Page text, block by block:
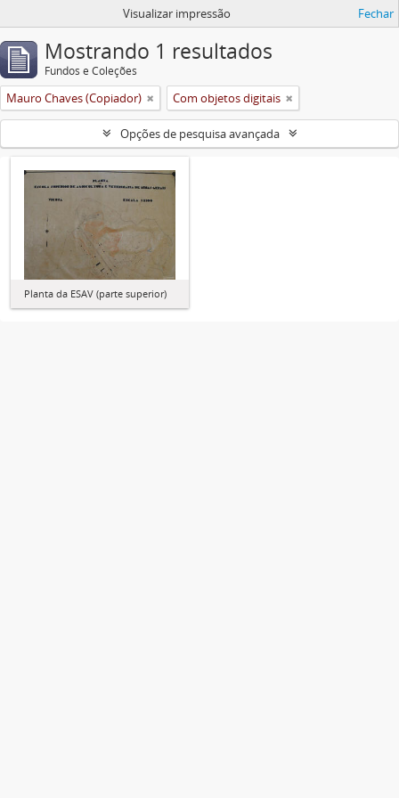
Visualizar impressão Fechar
Mostrando 1 resultados
Fundos e Coleções
Mauro Chaves (Copiador) Com objetos digitais
Opções de pesquisa avançada
Planta da ESAV (parte superior)